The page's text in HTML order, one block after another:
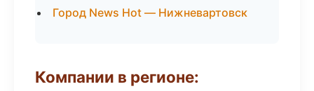
Город News Hot — Нижневартовск
Компании в регионе: